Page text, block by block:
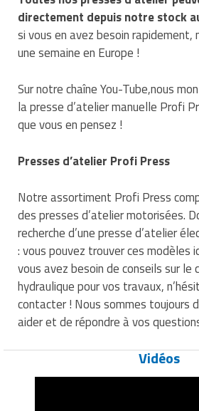
directement depuis notre stock
si vous en avez besoin rapidement,
une semaine en Europe !
Sur notre chaîne You-Tube,nous
la presse d’atelier manuelle Profi
que vous en pensez !
Presses d’atelier Profi Press
Notre assortiment Profi Press
des presses d’atelier motorisées.
recherche d’une presse d’atelier
: vous pouvez trouver ces modèles
vous avez besoin de conseils sur le
hydraulique pour vos travaux,
contacter ! Nous sommes toujours
aider et de répondre à vos
Vidéos